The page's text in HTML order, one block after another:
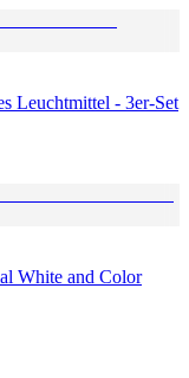
Leuchtmittel - 3er-Set
White and Color